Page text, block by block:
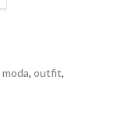
moda, outfit,